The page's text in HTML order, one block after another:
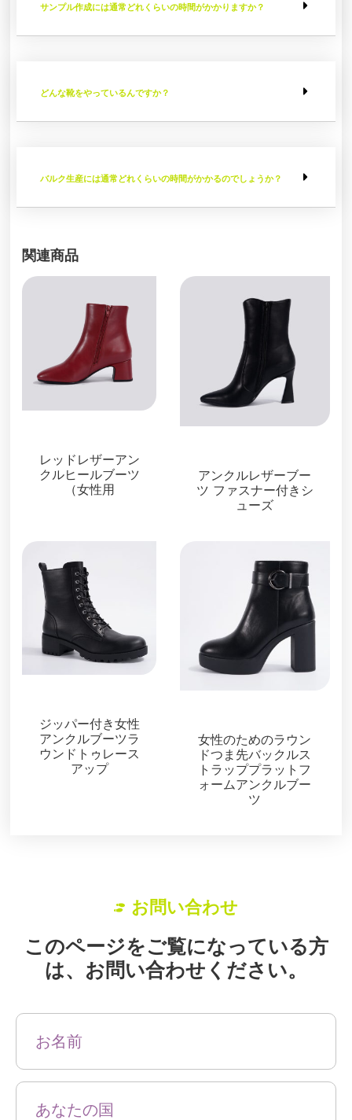
サンプル作成には通常どれくらいの時間がかかりますか？
どんな靴をやっているんですか？
バルク生産には通常どれくらいの時間がかかるのでしょうか？
関連商品
レッドレザーアン
クルヒールブーツ
（女性用
アンクルレザーブー
ツ ファスナー付きシ
ューズ
ジッパー付き女性
アンクルブーツラ
ウンドトゥレース
アップ
女性のためのラウン
ドつま先バックルス
トラッププラットフ
ォームアンクルブー
ツ
お問い合わせ
このページをご覧になっている方
は、お問い合わせください。